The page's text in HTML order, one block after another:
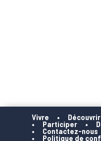
Vivre Découvrir
Participer
Contactez-nous
Politique de